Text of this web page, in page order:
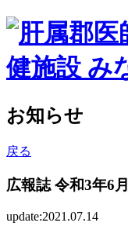
お知らせ
戻る
広報誌 令和3年6
update:2021.07.14